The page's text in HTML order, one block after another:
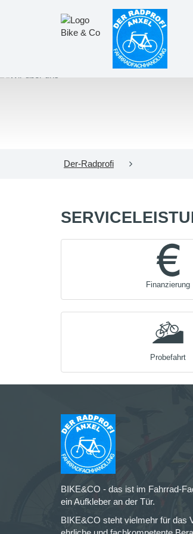
Der-Radprofi
Finanzierung
Probefahrt
BIKE&CO - das ist im Fahrrad-
ein Aufkleber an der Tür.
BIKE&CO steht vielmehr für das